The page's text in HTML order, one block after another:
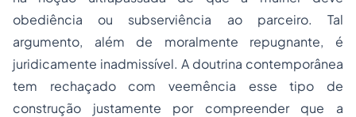
obediência ou subserviência ao parceiro. Tal
argumento, além de moralmente repugnante, é
juridicamente inadmissível. A doutrina contemporânea
tem rechaçado com veemência esse tipo de
construção justamente por compreender que a